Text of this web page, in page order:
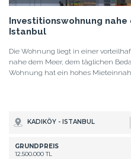
Investitionswohnung nahe
Istanbul
Die Wohnung liegt in einer
nahe dem Meer, dem täglichen
Wohnung hat ein hohes
KADIKÖY - ISTANBUL
GRUNDPREIS
12.500.000 TL